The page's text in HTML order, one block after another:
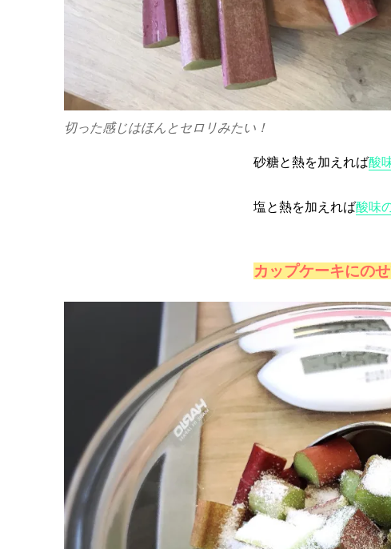
切った感じはほんとセロリみたい！
砂糖と熱を加えれば酸
塩と熱を加えれば酸味
カップケーキにの